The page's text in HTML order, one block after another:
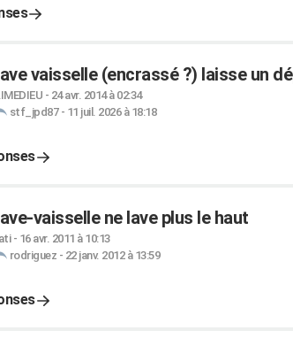
vaisselle (encrassé ?) laisse un
- 24 avr. 2014 à 02:34
stf_jpd87- 11 juil. 2026 à 18:18
vaisselle ne lave plus le haut
- 16 avr. 2011 à 10:13
rodriguez - 22 janv. 2012 à 13:59